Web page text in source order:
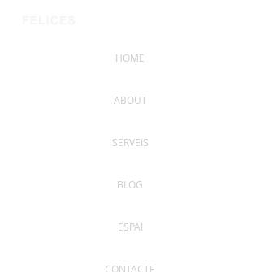
HOME
ABOUT
SERVEIS
BLOG
ESPAI
CONTACTE